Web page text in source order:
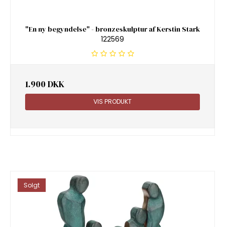
"En ny begyndelse" - bronzeskulptur af Kerstin Stark
122569
1.900 DKK
VIS PRODUKT
Solgt